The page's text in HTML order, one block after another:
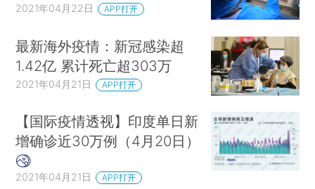
2021年04月22日 APP打开
最新海外疫情：新冠感染超
1.42亿 累计死亡超303万
2021年04月21日 APP打开
【国际疫情透视】印度单日新
增确诊近30万例（4月20日）
2021年04月21日 APP打开